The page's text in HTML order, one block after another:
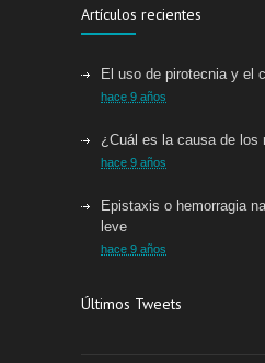
Artículos recientes
El uso de pirotecnia y el
hace 9 años
¿Cuál es la causa de los
hace 9 años
Epistaxis o hemorragia
leve
hace 9 años
Últimos Tweets